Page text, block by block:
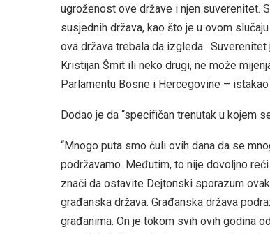
ugroženost ove države i njen suverenitet.
susjednih država, kao što je u ovom
ova država trebala da izgleda.
Kristijan Šmit ili neko drugi, ne može
Parlamentu Bosne i Hercegovine –
Dodao je da “specifičan trenutak u kojem
“Mnogo puta smo čuli ovih dana da se
podržavamo. Međutim, to nije dovoljno
znači da ostavite Dejtonski sporazum
građanska država. Građanska država
građanima. On je tokom svih ovih godina